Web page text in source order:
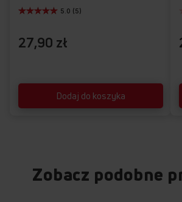
27,90 zł
Dodaj do koszyka
5.0 (5)
Zobacz podobne